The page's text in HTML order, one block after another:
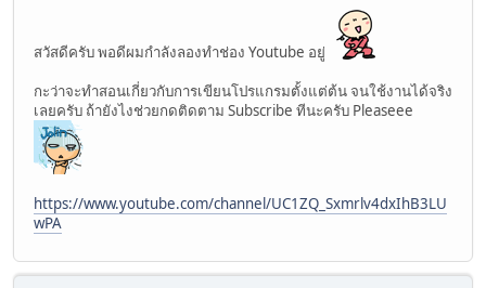
สวัสดีครับ พอดีผมกำลังลองทำช่อง Youtube อยู่
กะว่าจะทำสอนเกี่ยวกับการเขียนโปรแกรมตั้งแต่ต้น จนใช้งานได้จริง
เลยครับ ถ้ายังไงช่วยกดติดตาม Subscribe ทีนะครับ Pleaseee
https://www.youtube.com/channel/UC1ZQ_Sxmrlv4dxIhB3LU
wPA